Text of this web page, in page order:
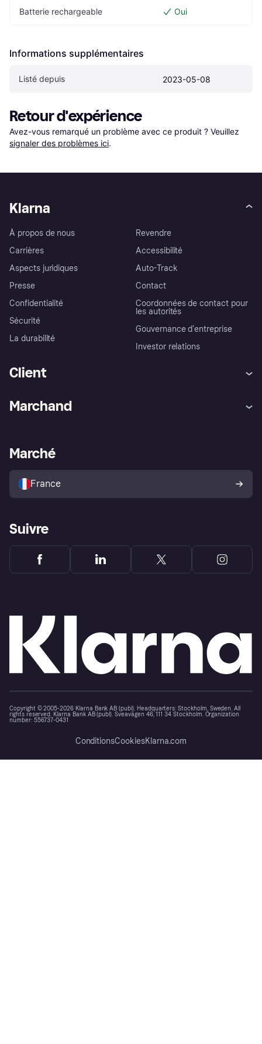
Batterie rechargeable Oui
Informations supplémentaires
Listé depuis 2023-05-08
Retour d'expérience
Avez-vous remarqué un problème avec ce produit ? Veuillez
signaler des problèmes ici.
Klarna
À propos de nous
Carrières
Aspects juridiques
Presse
Confidentialité
Sécurité
La durabilité
Revendre
Accessibilité
Auto-Track
Contact
Coordonnées de contact pour
les autorités
Gouvernance d’entreprise
Investor relations
Client
Explorez les magasins
Politique de protection de
l’acheteur Klarna
Marchand
Portail Marchand
Marché
France
Suivre
Copyright © 2005-2026 Klarna Bank AB (publ). Headquarters: Stockholm, Sweden. All
rights reserved. Klarna Bank AB (publ). Sveavägen 46, 111 34 Stockholm. Organization
number: 556737-0431
ConditionsCookiesKlarna.com